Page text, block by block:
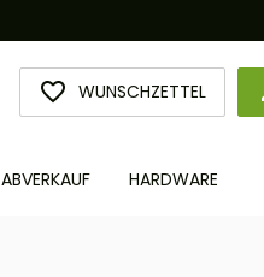
WUNSCHZETTELDU
ABVERKAUF HARDWARE